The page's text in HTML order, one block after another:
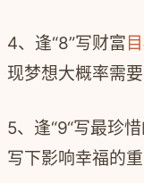
4、逢“8”写财富
现梦想大概率需要
5、逢“9“写最珍
写下影响幸福的